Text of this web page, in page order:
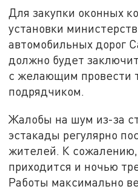
Для закупки оконных
установки
автомобильных дорог
должно будет
с желающим провести
подрядчиком.
Жалобы на шум из-за
эстакады регулярно
жителей. К сожалению,
приходится и ночью
Работы максимально